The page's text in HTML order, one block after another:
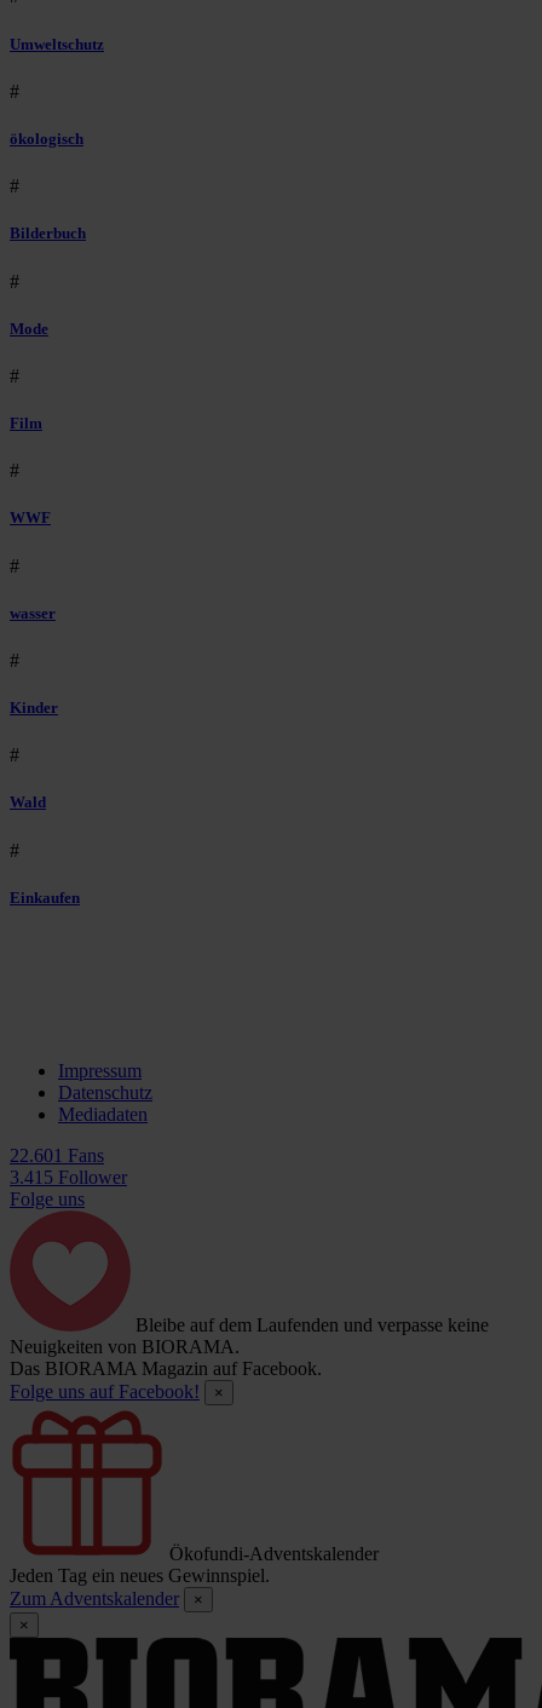
Umweltschutz
#
ökologisch
#
Bilderbuch
#
Mode
#
Film
#
WWF
#
wasser
#
Kinder
#
Wald
#
Einkaufen
Impressum
Datenschutz
Mediadaten
22.601 Fans
3.415 Follower
Folge uns
Bleibe auf dem Laufenden und verpasse keine
Neuigkeiten von BIORAMA.
Das BIORAMA Magazin auf Facebook.
Folge uns auf Facebook!
×
Ökofundi-Adventskalender
Jeden Tag ein neues Gewinnspiel.
Zum Adventskalender
×
×